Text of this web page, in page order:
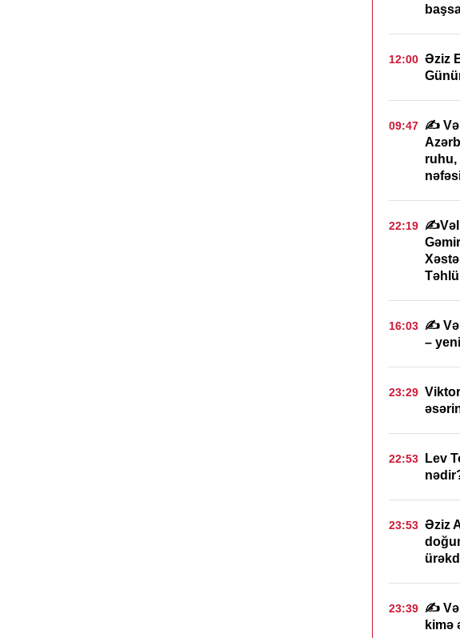
12:00 Əziz
09:47 ✍️
ruhu,
22:19 ✍️Vəli
16:03 ✍️
–
23:29
22:53
Lev
23:53 Əziz
23:39 ✍️
kimə